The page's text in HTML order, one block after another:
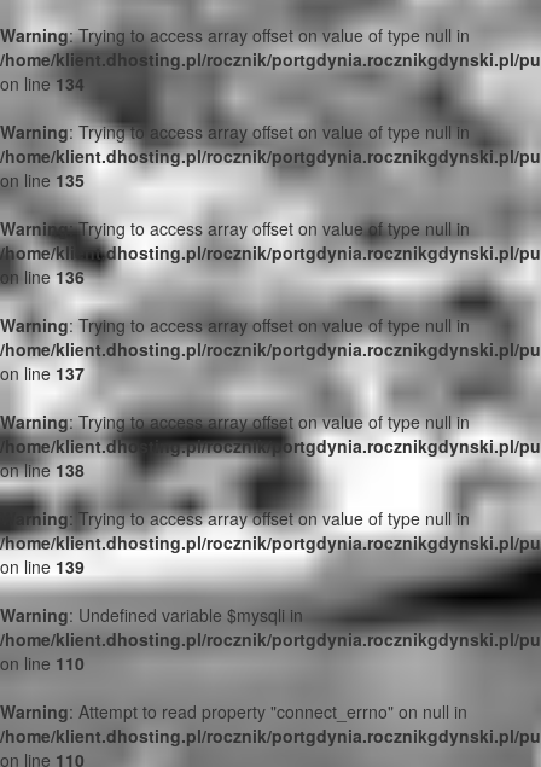
Warning: Trying to access array offset on value of type null in
/home/klient.dhosting.pl/rocznik/portgdynia.rocznikgdynski.pl/
on line 134
Warning: Trying to access array offset on value of type null in
/home/klient.dhosting.pl/rocznik/portgdynia.rocznikgdynski.pl/
on line 135
Warning: Trying to access array offset on value of type null in
/home/klient.dhosting.pl/rocznik/portgdynia.rocznikgdynski.pl/
on line136
Warning: Trying to access array offset on value of type null in
/home/klient.dhosting.pl/rocznik/portgdynia.rocznikgdynski.pl/
on line 137
Warning: Trying to access array offset on value of type null in
/home/klient.dhosting.pl/rocznik/portgdynia.rocznikgdynski.pl/
on line 138
Warning: Trying to access array offset on value of type null in
/home/klient.dhosting.pl/rocznik/portgdynia.rocznikgdynski.pl/
on line 139
Warning: Undefined variable $mysqli in
/home/klient.dhosting.pl/rocznik/portgdynia.rocznikgdynski.pl/
on line 110
Warning: Attempt to read property "connect_errno" on null in
/home/klient.dhosting.pl/rocznik/portgdynia.rocznikgdynski.pl/
on line 110